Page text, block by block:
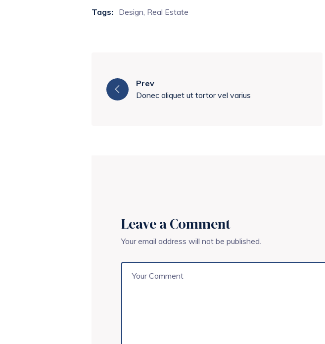
Tags: Design Real Estate
Prev
Donec aliquet ut tortor vel varius
Leave a Comment
Your email address will not be published.